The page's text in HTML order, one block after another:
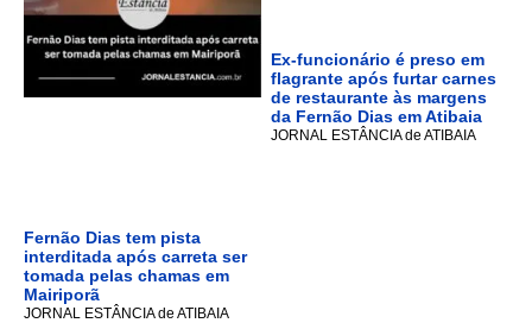
Fernão Dias tem pista
interditada após carreta ser
tomada pelas chamas em
Mairiporã
JORNAL ESTÂNCIA de ATIBAIA
Ex-funcionário é preso em
flagrante após furtar carnes
de restaurante às margens
da Fernão Dias em Atibaia
JORNAL ESTÂNCIA de ATIBAIA